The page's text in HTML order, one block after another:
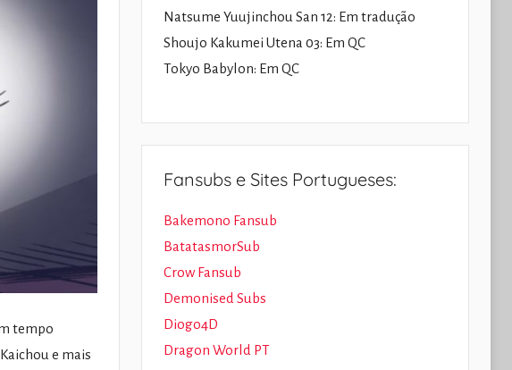
tempo
e mais
Natsume Yuujinchou San 12: Em tradução
Shoujo Kakumei Utena 03: Em QC
Tokyo Babylon: Em QC
Fansubs e Sites Portugueses:
Bakemono Fansub
BatatasmorSub
Crow Fansub
Demonised Subs
Diogo4D
Dragon World PT